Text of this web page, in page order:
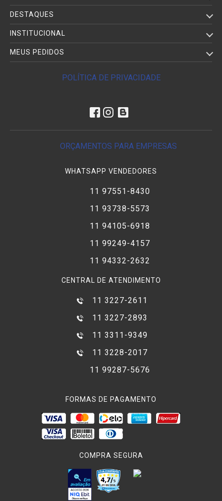
DESTAQUES
INSTITUCIONAL
MEUS PEDIDOS
POLÍTICA DE PRIVACIDADE
ORÇAMENTOS PARA EMPRESAS
WHATSAPP VENDEDORES
11 97551-8430
11 93738-5573
11 94105-6918
11 99249-4157
11 94332-2632
CENTRAL DE ATENDIMENTO
11 3227-2611
11 3227-2893
11 3311-9349
11 3228-2017
11 99287-5676
FORMAS DE PAGAMENTO
COMPRA SEGURA